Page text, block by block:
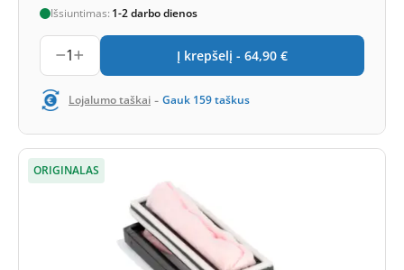
Išsiuntimas: 1-2 darbo dienos
1 Į krepšelį - 64,90 €
Lojalumo taškai - Gauk 159taškus
ORIGINALAS